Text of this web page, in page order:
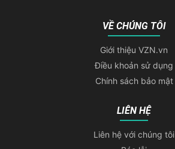
VỀ CHÚNG TÔI
Giới thiệu VZN.vn
Điều khoản sử dụng
Chính sách bảo mật
LIÊN HỆ
Liên hệ với chúng tôi